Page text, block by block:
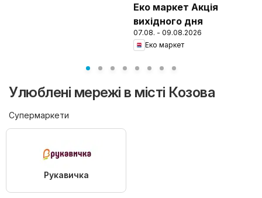
Еко маркет Акція
вихідного дня
07.08. - 09.08.2026
Еко маркет
Улюблені мережі в місті Козова
Супермаркети
Рукавичка